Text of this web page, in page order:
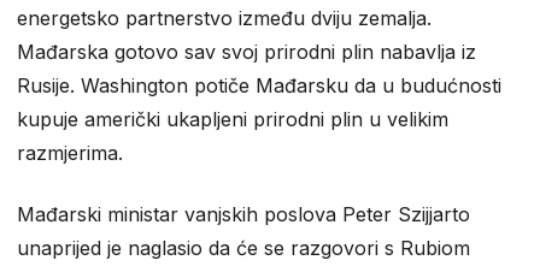
energetsko partnerstvo između dviju zemalja.
Mađarska gotovo sav svoj prirodni plin nabavlja iz
Rusije. Washington potiče Mađarsku da u budućnosti
kupuje američki ukapljeni prirodni plin u velikim
razmjerima.
Mađarski ministar vanjskih poslova Peter Szijjarto
unaprijed je naglasio da će se razgovori s Rubiom